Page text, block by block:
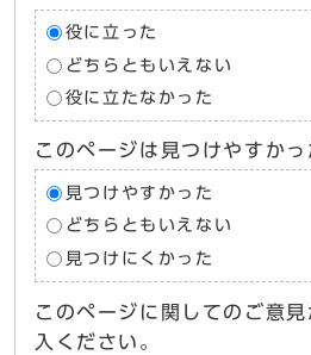
役に立った
どちらともいえない
役に立たなかった
このページは見つけやすかっ
見つけやすかった
どちらともいえない
見つけにくかった
このページに関してのご意
入ください。